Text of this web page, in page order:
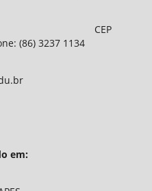
(86) 3237 1134
em: